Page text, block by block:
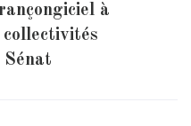
à
collectivités